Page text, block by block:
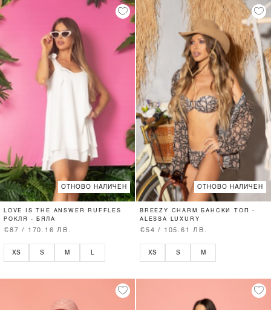
ОТНОВО НАЛИЧЕН
LOVE IS THE ANSWER RUFFLES
РОКЛЯ - БЯЛА
€87 / 170.16 ЛВ.
XS S M
ОТНОВО НАЛИЧЕН
BREEZY CHARM БАНСКИ ТОП -
ALESSA LUXURY
€54 / 105.61 ЛВ.
XS S M